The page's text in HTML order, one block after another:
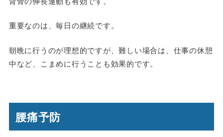
重要なのは、毎日の継続です。
朝晩に行うのが理想的ですが、難しい場合は、仕事の休憩
中など、こまめに行うことも効果的です。
腰痛予防